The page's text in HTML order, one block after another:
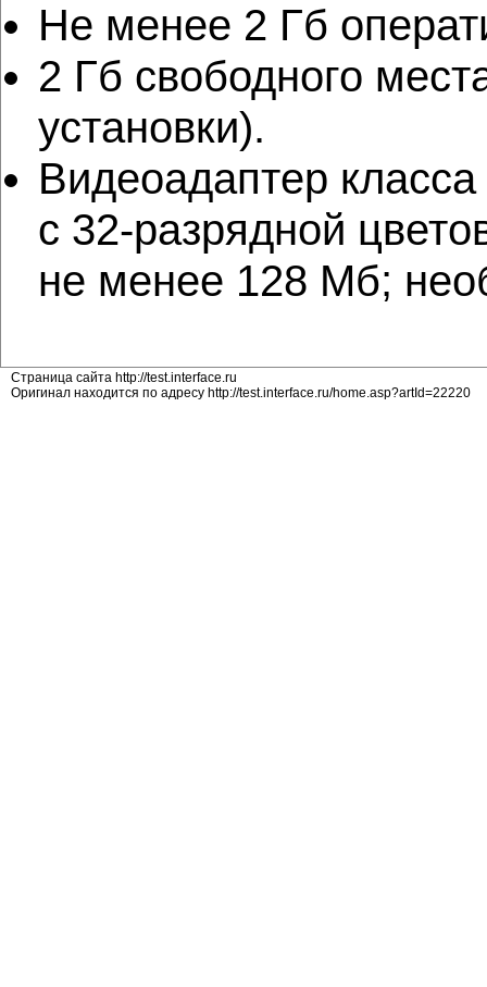
Не менее 2 Гб
2 Гб свободного
установки).
Видеоадаптер
с 32-разрядной
не менее 128 Мб;
Страница сайта http://test.interface.ru
Оригинал находится по адресу http://test.interface.ru/home.asp?artId=22220